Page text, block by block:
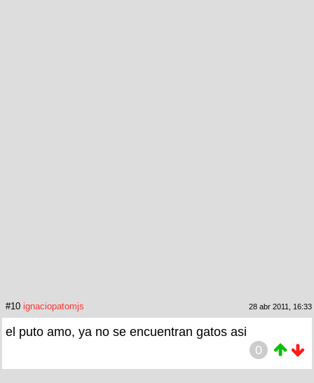
#10 ignaciopatomjs 28 abr 2011, 16:33
el puto amo, ya no se encuentran gatos asi
0